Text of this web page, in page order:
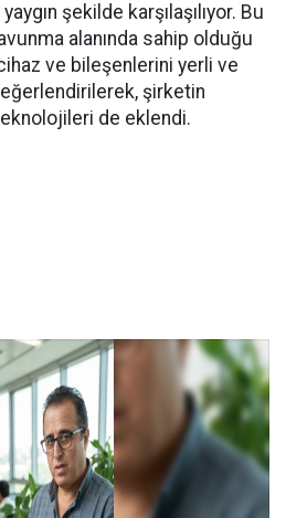
şekilde karşılaşılıyor. Bu
alanında sahip olduğu
ve bileşenlerini yerli ve
şirketin
de eklendi.